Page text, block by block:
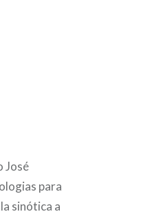
José
para
sinótica a